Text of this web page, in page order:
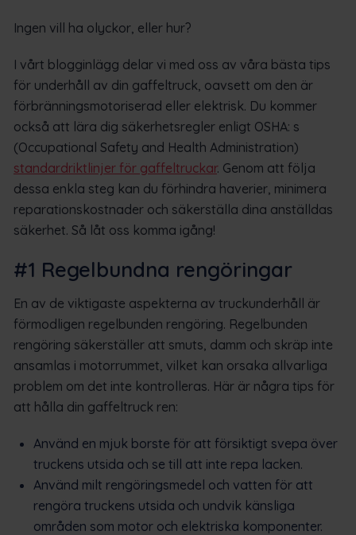
Ingen vill ha olyckor, eller hur?
I vårt blogginlägg delar vi med oss av våra bästa tips
för underhåll av din gaffeltruck, oavsett om den är
förbränningsmotoriserad eller elektrisk. Du kommer
också att lära dig säkerhetsregler enligt OSHA: s
(Occupational Safety and Health Administration)
standardriktlinjer för gaffeltruckar. Genom att följa
dessa enkla steg kan du förhindra haverier, minimera
reparationskostnader och säkerställa dina anställdas
säkerhet. Så låt oss komma igång!
#1 Regelbundna rengöringar
En av de viktigaste aspekterna av truckunderhåll är
förmodligen regelbunden rengöring. Regelbunden
rengöring säkerställer att smuts, damm och skräp inte
ansamlas i motorrummet, vilket kan orsaka allvarliga
problem om det inte kontrolleras. Här är några tips för
att hålla din gaffeltruck ren:
Använd en mjuk borste för att försiktigt svepa över
truckens utsida och se till att inte repa lacken.
Använd milt rengöringsmedel och vatten för att
rengöra truckens utsida och undvik känsliga
områden som motor och elektriska komponenter.